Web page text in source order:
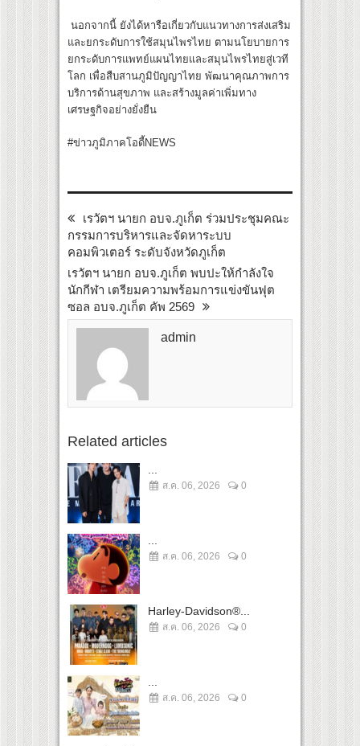
นอกจากนี้ ยังได้หารือเกี่ยวกับแนวทางการส่งเสริม
และยกระดับการใช้สมุนไพรไทย ตามนโยบายการ
ยกระดับการแพทย์แผนไทยและสมุนไพรไทยสู่เวที
โลก เพื่อสืบสานภูมิปัญญาไทย พัฒนาคุณภาพการ
บริการด้านสุขภาพ และสร้างมูลค่าเพิ่มทาง
เศรษฐกิจอย่างยั่งยืน
#ข่าวภูมิภาคโอดี้NEWS
เรวัตฯ นายก อบจ.ภูเก็ต ร่วมประชุมคณะ
กรรมการบริหารและจัดหาระบบ
คอมพิวเตอร์ ระดับจังหวัดภูเก็ต
เรวัตฯ นายก อบจ.ภูเก็ต พบปะให้กำลังใจ
นักกีฬา เตรียมความพร้อมการแข่งขันฟุต
ซอล อบจ.ภูเก็ต คัพ 2569
admin
Related articles
ส.ค. 06, 2026 0
ส.ค. 06, 2026 0
Harley-Davidson®...
ส.ค. 06, 2026 0
ส.ค. 06, 2026 0